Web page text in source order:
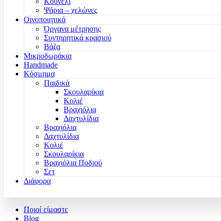
Ψάρια – χελώνες
Οινοποιητικά
Όργανα μέτρησης
Συντηρητικά κρασιού
Βάζα
Μικροδωράκια
Handmade
Κόσμημα
Παιδικά
Σκουλαρίκια
Κολιέ
Βραχιόλια
Δαχτυλίδια
Βραχιόλια
Δαχτυλίδια
Κολιέ
Σκουλαρίκια
Βραχιόλια Ποδιού
Σετ
Διάφορα
Ποιοί είμαστε
Blog